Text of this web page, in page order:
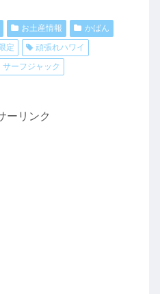
お土産情報
かばん
定
頑張れハワイ
サーフジャック
ーリンク